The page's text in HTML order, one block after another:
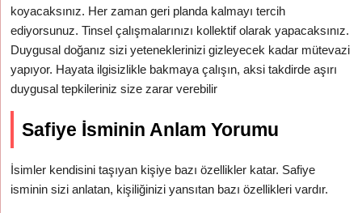
koyacaksınız. Her zaman geri planda kalmayı tercih
ediyorsunuz. Tinsel çalışmalarınızı kollektif olarak yapacaksınız.
Duygusal doğanız sizi yeteneklerinizi gizleyecek kadar mütevazi
yapıyor. Hayata ilgisizlikle bakmaya çalışın, aksi takdirde aşırı
duygusal tepkileriniz size zarar verebilir
Safiye İsminin Anlam Yorumu
İsimler kendisini taşıyan kişiye bazı özellikler katar. Safiye
isminin sizi anlatan, kişiliğinizi yansıtan bazı özellikleri vardır.